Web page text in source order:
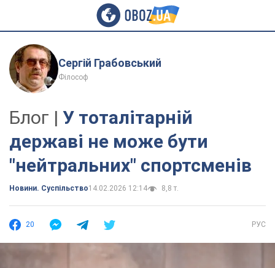
Сергій Грабовський
Філософ
Блог | У тоталітарній
державі не може бути
"нейтральних" спортсменів
Новини. Суспільство14.02.2026 12:14 8,8 т.
20 РУС